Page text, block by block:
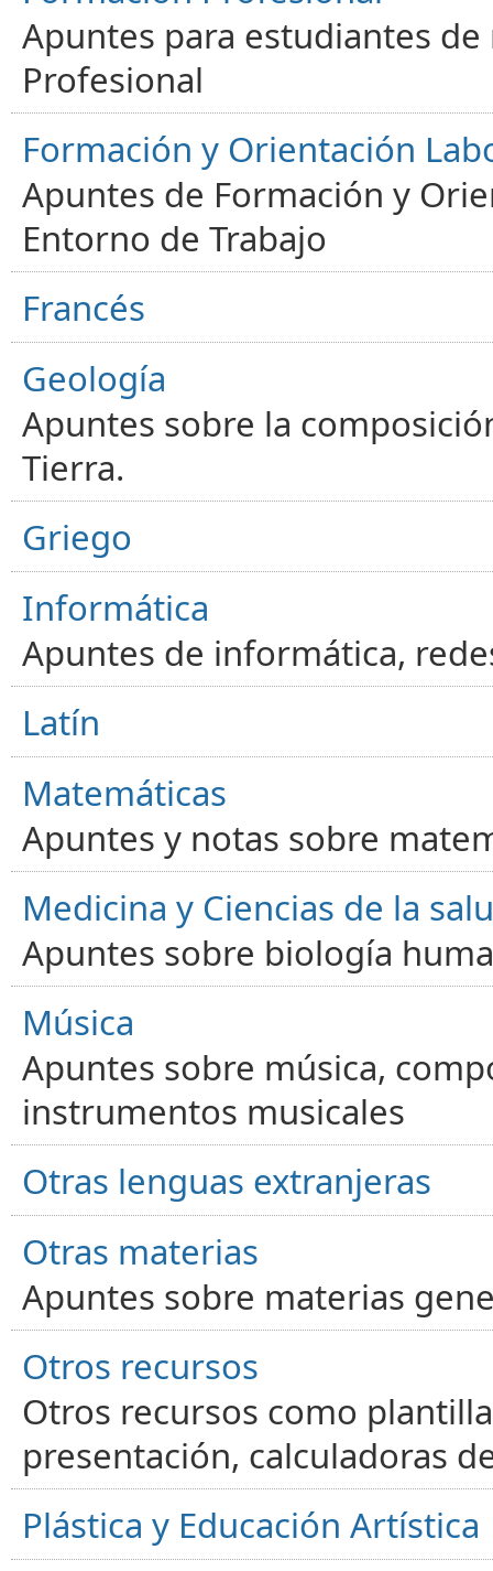
Apuntes para estudiantes
Profesional
Formación y Orientación
Apuntes de Formación y
Entorno de Trabajo
Francés
Geología
Apuntes sobre la
Tierra.
Griego
Informática
Apuntes de informática,
Latín
Matemáticas
Apuntes y notas sobre
Medicina y Ciencias de la
Apuntes sobre biología
Música
Apuntes sobre música,
instrumentos musicales
Otras lenguas extranjeras
Otras materias
Apuntes sobre materias
Otros recursos
Otros recursos como
presentación, calculadoras
Plástica y Educación Artística